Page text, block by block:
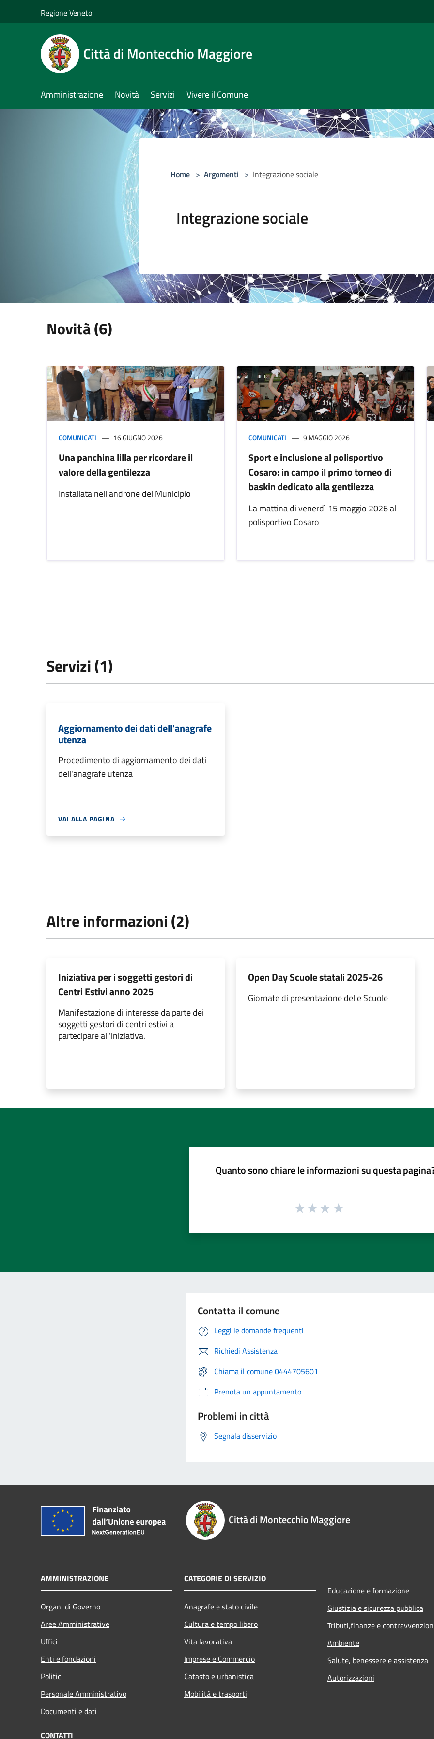
Regione Veneto
Città di Montecchio Maggiore
Amministrazione Novità Servizi Vivere il Comune
Home > Argomenti > Integrazione sociale
Integrazione sociale
Novità (6)
COMUNICATI 16 GIUGNO 2026
Una panchina lilla per ricordare il
valore della gentilezza
Installata nell'androne del Municipio
COMUNICATI 9 MAGGIO 2026
Sport e inclusione al polisportivo
Cosaro: in campo il primo torneo di
baskin dedicato alla gentilezza
La mattina di venerdì 15 maggio 2026 al
polisportivo Cosaro
Servizi (1)
Aggiornamento dei dati dell'anagrafe
utenza
Procedimento di aggiornamento dei dati
dell'anagrafe utenza
VAI ALLA PAGINA
Altre informazioni (2)
Iniziativa per i soggetti gestori di
Centri Estivi anno 2025
Manifestazione di interesse da parte dei
soggetti gestori di centri estivi a
partecipare all'iniziativa.
Open Day Scuole statali 2025-26
Giornate di presentazione delle Scuole
Quanto sono chiare le informazioni su questa
Contatta il comune
Leggi le domande frequenti
Richiedi Assistenza
Chiama il comune 0444705601
Prenota un appuntamento
Problemi in città
Segnala disservizio
Città di Montecchio Maggiore
AMMINISTRAZIONE
Organi di Governo
Aree Amministrative
Uffici
Enti e fondazioni
Politici
Personale Amministrativo
Documenti e dati
CATEGORIE DI SERVIZIO
Anagrafe e stato civile
Cultura e tempo libero
Vita lavorativa
Imprese e Commercio
Catasto e urbanistica
Mobilità e trasporti
Educazione e formazione
Giustizia e sicurezza pubblica
Tributi,finanze e
Ambiente
Salute, benessere e assistenza
Autorizzazioni
CONTATTI